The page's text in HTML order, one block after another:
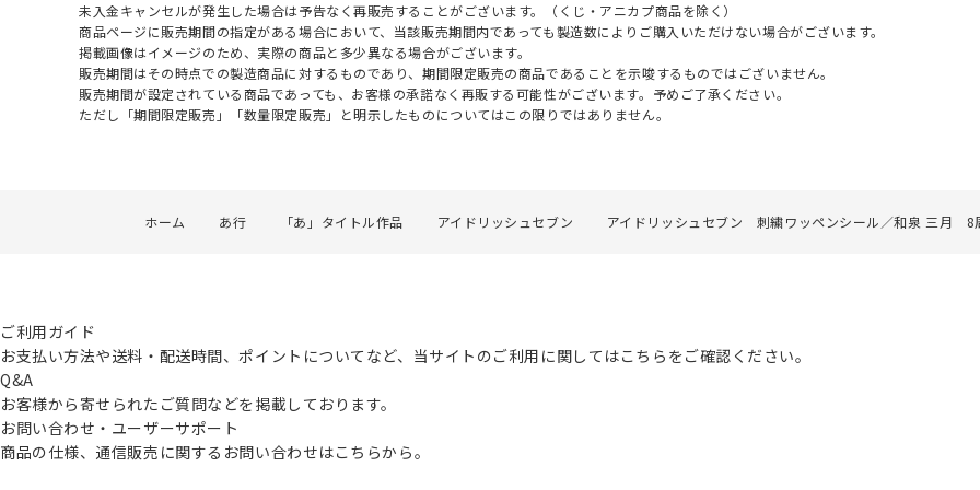
未入金キャンセルが発生した場合は予告なく再販売することがございます。（くじ・アニカプ商品を除く）
商品ページに販売期間の指定がある場合において、当該販売期間内であっても製造数によりご購入いただけない場合がございます。
掲載画像はイメージのため、実際の商品と多少異なる場合がございます。
販売期間はその時点での製造商品に対するものであり、期間限定販売の商品であることを示唆するものではございません。
販売期間が設定されている商品であっても、お客様の承諾なく再販する可能性がございます。予めご了承ください。
ただし「期間限定販売」「数量限定販売」と明示したものについてはこの限りではありません。
ホーム あ行 「あ」タイトル作品 アイドリッシュセブン アイドリッシュセブン 刺繍ワッペンシール／和泉 三月 8
ご利用ガイド
お支払い方法や送料・配送時間、ポイントについてなど、当サイトのご利用に関してはこちらをご確認ください。
Q&A
お客様から寄せられたご質問などを掲載しております。
お問い合わせ・ユーザーサポート
商品の仕様、通信販売に関するお問い合わせはこちらから。